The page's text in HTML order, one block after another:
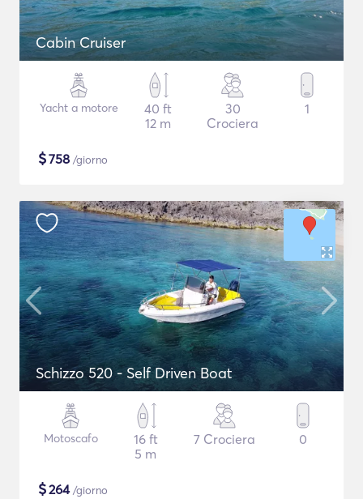
Cabin Cruiser
Yacht a motore
40 ft
12 m
30
Crociera
1
$758 /giorno
Schizzo 520 - Self Driven Boat
Motoscafo
16 ft
5 m
7 Crociera 0
$264/giorno